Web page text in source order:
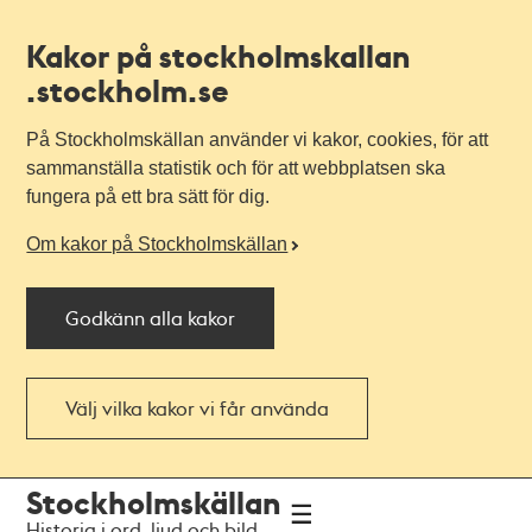
Kakor på stockholmskallan
.stockholm.se
På Stockholmskällan använder vi kakor, cookies, för att
sammanställa statistik och för att webbplatsen ska
fungera på ett bra sätt för dig.
Om kakor på Stockholmskällan
Godkänn alla kakor
Välj vilka kakor vi får använda
navigationen
huvudinnehållet
Stockholmskällan